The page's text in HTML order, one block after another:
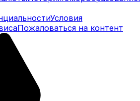
Условия
Пожаловаться на контент